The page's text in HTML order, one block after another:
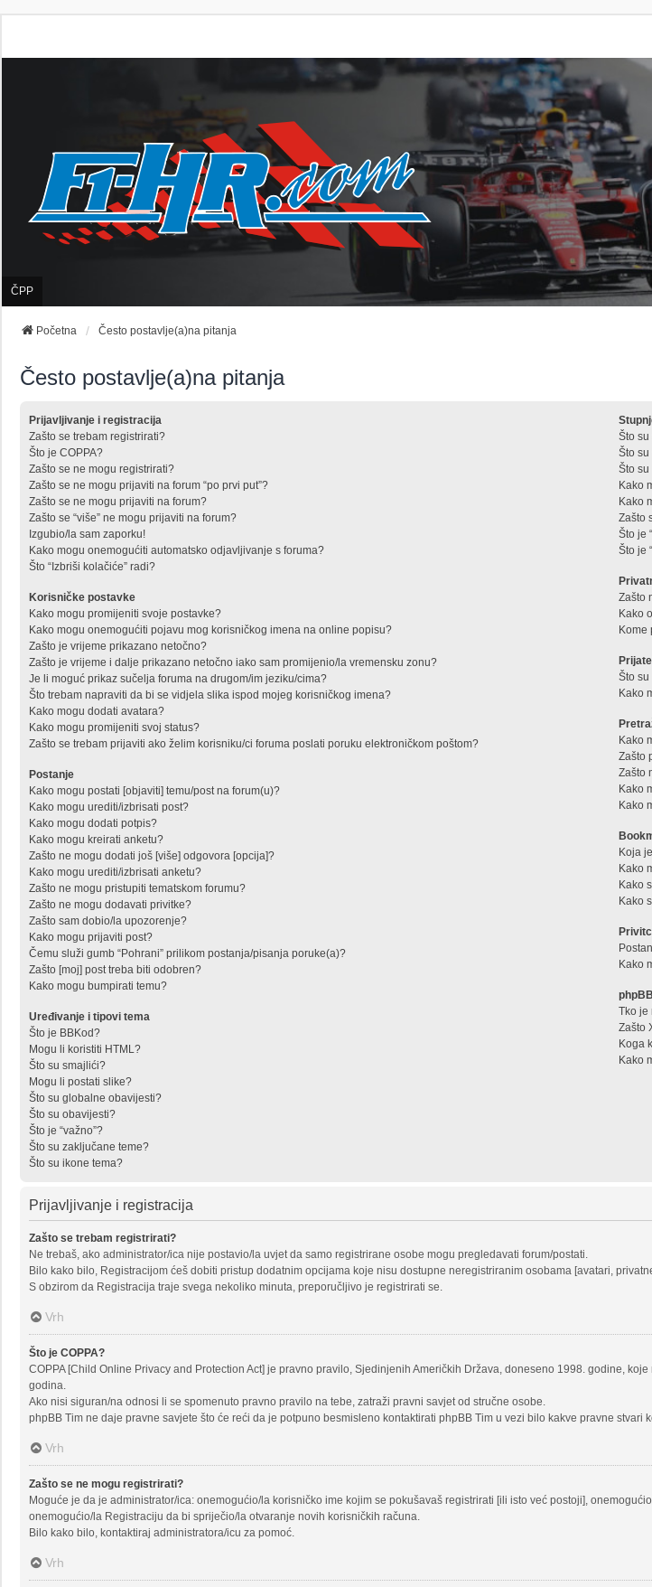
ČPP
Početna Često postavlje(a)na pitanja
Često postavlje(a)na pitanja
Prijavljivanje i registracija
Zašto se trebam registrirati?
Što je COPPA?
Zašto se ne mogu registrirati?
Zašto se ne mogu prijaviti na forum “po prvi put”?
Zašto se ne mogu prijaviti na forum?
Zašto se “više” ne mogu prijaviti na forum?
Izgubio/la sam zaporku!
Kako mogu onemogućiti automatsko odjavljivanje s foruma?
Što “Izbriši kolačiće” radi?
Korisničke postavke
Kako mogu promijeniti svoje postavke?
Kako mogu onemogućiti pojavu mog korisničkog imena na online popisu?
Zašto je vrijeme prikazano netočno?
Zašto je vrijeme i dalje prikazano netočno iako sam promijenio/la vremensku zonu?
Je li moguć prikaz sučelja foruma na drugom/im jeziku/cima?
Što trebam napraviti da bi se vidjela slika ispod mojeg korisničkog imena?
Kako mogu dodati avatara?
Kako mogu promijeniti svoj status?
Zašto se trebam prijaviti ako želim korisniku/ci foruma poslati poruku elektroničkom poštom?
Postanje
Kako mogu postati [objaviti] temu/post na forum(u)?
Kako mogu urediti/izbrisati post?
Kako mogu dodati potpis?
Kako mogu kreirati anketu?
Zašto ne mogu dodati još [više] odgovora [opcija]?
Kako mogu urediti/izbrisati anketu?
Zašto ne mogu pristupiti tematskom forumu?
Zašto ne mogu dodavati privitke?
Zašto sam dobio/la upozorenje?
Kako mogu prijaviti post?
Čemu služi gumb “Pohrani” prilikom postanja/pisanja poruke(a)?
Zašto [moj] post treba biti odobren?
Kako mogu bumpirati temu?
Uređivanje i tipovi tema
Što je BBKod?
Mogu li koristiti HTML?
Što su smajlići?
Mogu li postati slike?
Što su globalne obavijesti?
Što su obavijesti?
Što je “važno”?
Što su zaključane teme?
Što su ikone tema?
Što
Što
Što
Kako
Kako
Zašto
Što je
Što je
Zašto
Kako
Kome
Što
Kako
Kako
Zašto
Zašto
Kako
Kako
Koja
Kako
Kako
Kako
Kako
phpBB
Tko je
Zašto
Koga
Kako
Prijavljivanje i registracija
Zašto se trebam registrirati?
Ne trebaš, ako administrator/ica nije postavio/la uvjet da samo registrirane osobe mogu pregledavati forum/postati.
Bilo kako bilo, Registracijom ćeš dobiti pristup dodatnim opcijama koje nisu dostupne neregistriranim osobama [avatari,
S obzirom da Registracija traje svega nekoliko minuta, preporučljivo je registrirati se.
Vrh
Što je COPPA?
COPPA [Child Online Privacy and Protection Act] je pravno pravilo, Sjedinjenih Američkih Država, doneseno 1998. godine,
godina.
Ako nisi siguran/na odnosi li se spomenuto pravno pravilo na tebe, zatraži pravni savjet od stručne osobe.
phpBB Tim ne daje pravne savjete što će reći da je potpuno besmisleno kontaktirati phpBB Tim u vezi bilo kakve pravne
Vrh
Zašto se ne mogu registrirati?
Moguće je da je administrator/ica: onemogućio/la korisničko ime kojim se pokušavaš registrirati [ili isto već postoji],
onemogućio/la Registraciju da bi spriječio/la otvaranje novih korisničkih računa.
Bilo kako bilo, kontaktiraj administratora/icu za pomoć.
Vrh